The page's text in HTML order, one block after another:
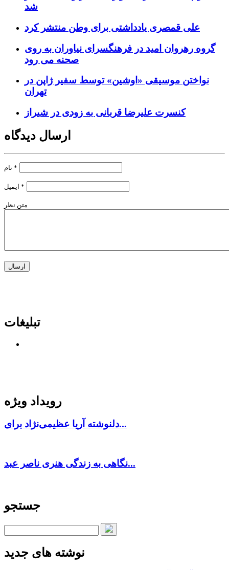
شد
علی قمصری یادداشتی برای وطن منتشر کرد
گروه رهروان امید در فرهنگسرای نیاوران به روی
صحنه می رود
نواختن موسیقی «اوشین» توسط سفیر ژاپن در
تهران
کنسرت علیرضا قربانی به زودی در شیراز
ارسال دیدگاه
*
*
متن نظر
تبلیغات
رویداد ویژه
دلنوشته آریا عظیمی‌نژاد برای...
نگاهی به زندگی هنری ناصر عبد...
جستجو
نوشته های جدید